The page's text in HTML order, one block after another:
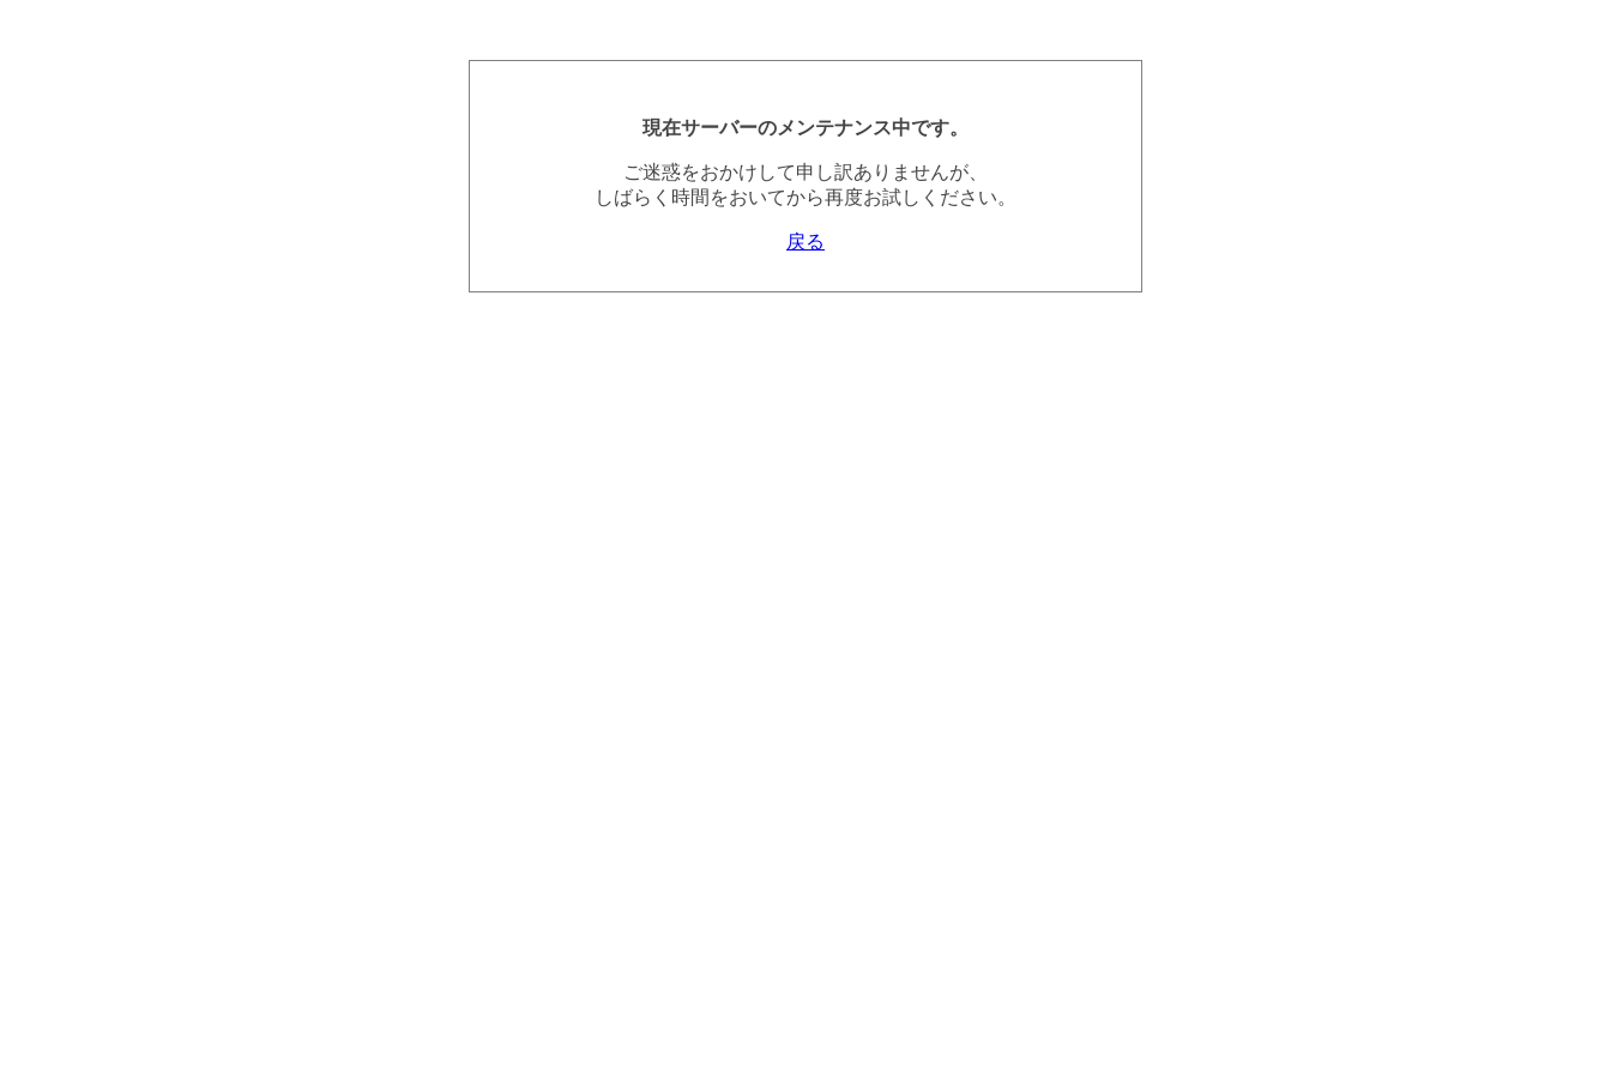
現在サーバーのメンテナンス中です。
ご迷惑をおかけして申し訳ありませんが、
しばらく時間をおいてから再度お試しください。
戻る